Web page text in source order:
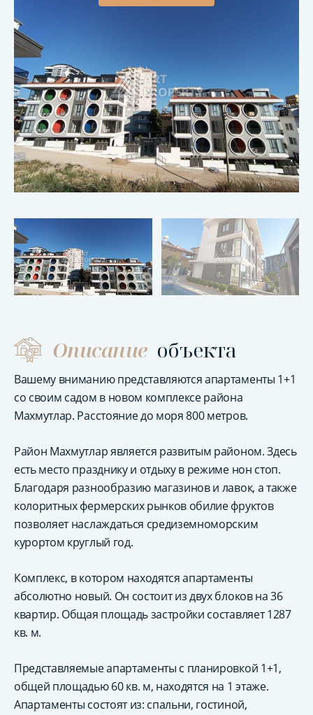
Описание объекта
Вашему вниманию представляются апартаменты 1+1
со своим садом в новом комплексе района
Махмутлар. Расстояние до моря 800 метров.
Район Махмутлар является развитым районом. Здесь
есть место празднику и отдыху в режиме нон стоп.
Благодаря разнообразию магазинов и лавок, а также
колоритных фермерских рынков обилие фруктов
позволяет наслаждаться средиземноморским
курортом круглый год.
Комплекс, в котором находятся апартаменты
абсолютно новый. Он состоит из двух блоков на 36
квартир. Общая площадь застройки составляет 1287
кв. м.
Представляемые апартаменты с планировкой 1+1,
общей площадью 60 кв. м, находятся на 1 этаже.
Апартаменты состоят из: спальни, гостиной,